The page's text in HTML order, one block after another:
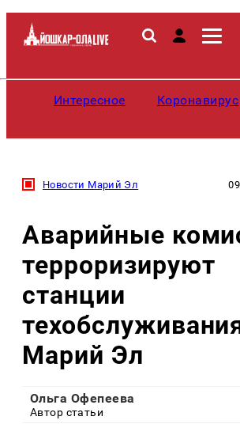
Интересное Коронавирус
Новости Марий Эл
Аварийные
терроризируют
станции
Марий Эл
Ольга Офепеева
Автор статьи